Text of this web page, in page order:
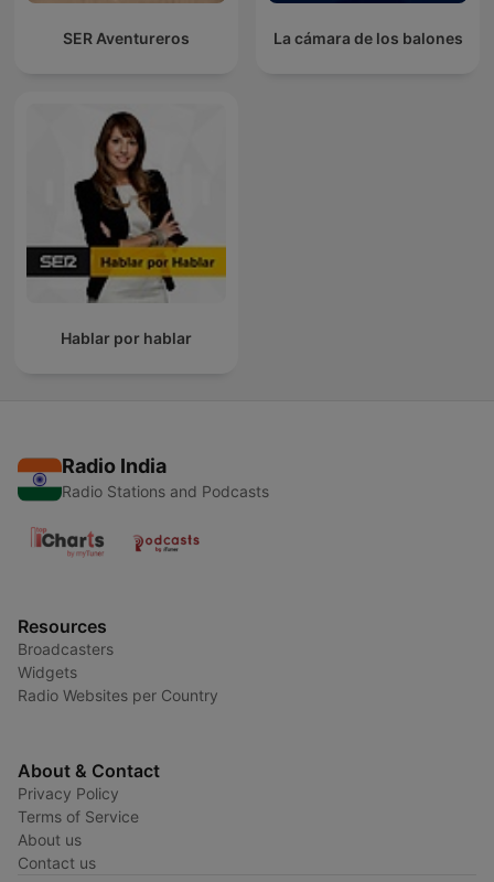
SER Aventureros La cámara de los balones
Hablar por hablar
Radio India
Radio Stations and Podcasts
Resources
Broadcasters
Widgets
Radio Websites per Country
About & Contact
Privacy Policy
Terms of Service
About us
Contact us